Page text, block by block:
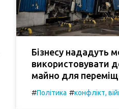
Бізнесу нададуть
використовувати
майно для
#Політика #конфлікт,